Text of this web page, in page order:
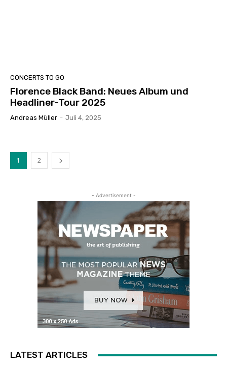
CONCERTS TO GO
Florence Black Band: Neues Album und
Headliner-Tour 2025
Andreas Müller - Juli 4, 2025
1 2
- Advertisement -
LATEST ARTICLES